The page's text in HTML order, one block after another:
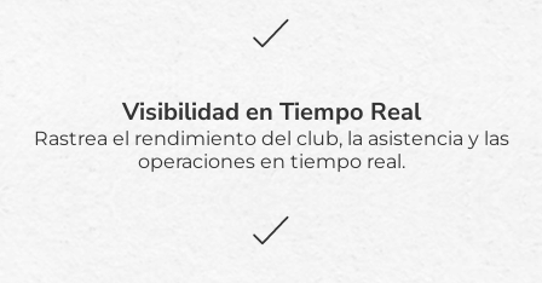
Visibilidad en Tiempo Real
Rastrea el rendimiento del club, la asistencia y las
operaciones en tiempo real.